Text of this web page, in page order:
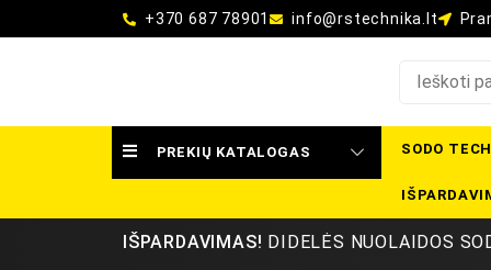
+370 687 78901 info@rstechnika.lt
PREKIŲ KATALOGAS SODO
IŠPARDAVIMAS! DIDELĖS NUOLAIDOS